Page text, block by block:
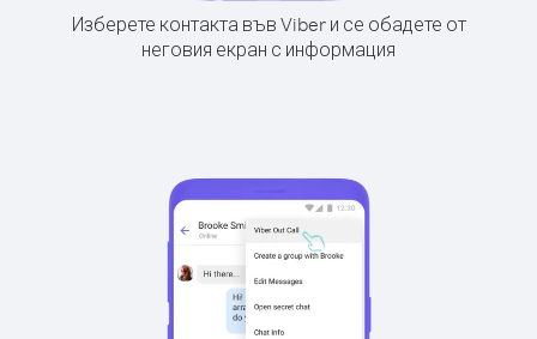
Изберете контакта във Viber и се обадете от
неговия екран с информация